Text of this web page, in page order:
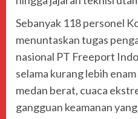
Sebanyak 118 personel
menuntaskan tugas
nasional PT Freeport
selama kurang lebih
medan berat, cuaca
gangguan keamanan